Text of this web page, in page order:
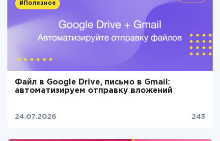
#Полезное
Файл в Google Drive, письмо в Gmail:
автоматизируем отправку вложений
24.07.2026 243